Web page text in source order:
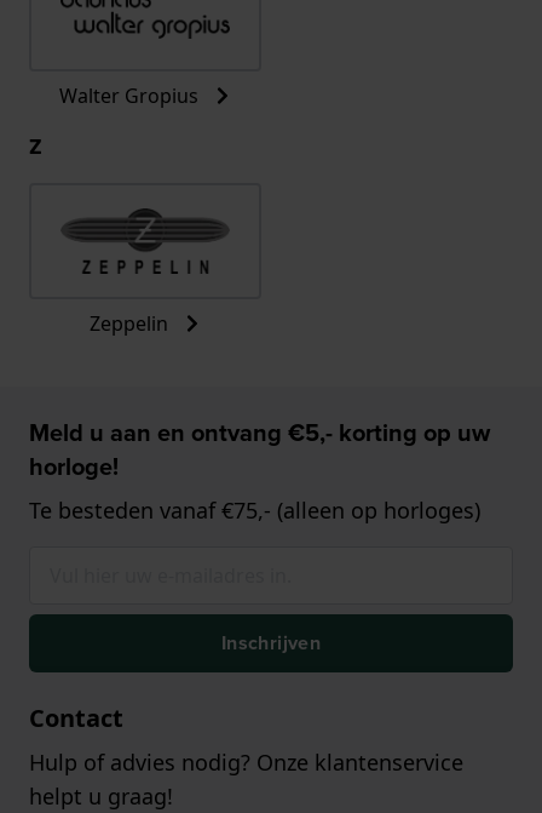
Walter Gropius
Z
Zeppelin
Meld u aan en ontvang €5,- korting op uw
horloge!
Te besteden vanaf €75,- (alleen op horloges)
Inschrijven
Contact
Hulp of advies nodig? Onze klantenservice
helpt u graag!